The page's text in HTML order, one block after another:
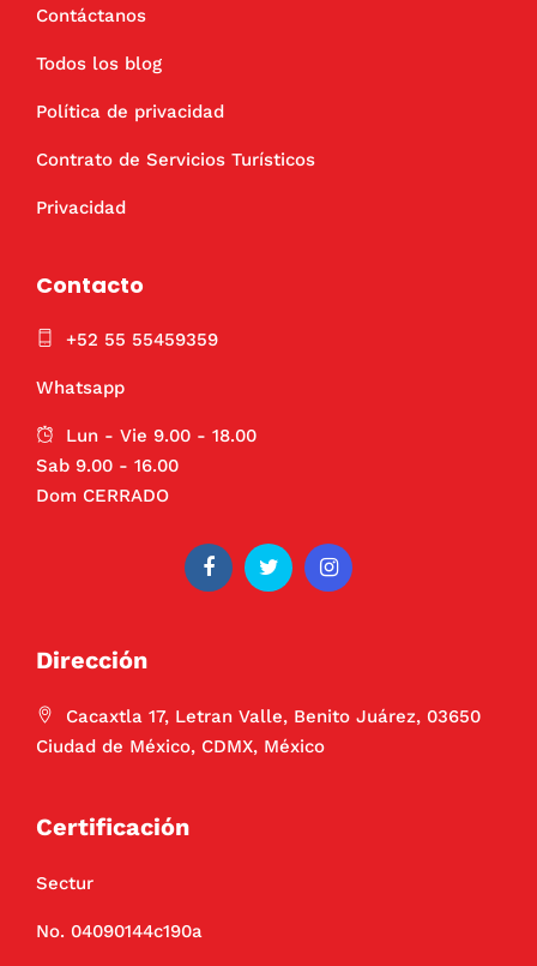
Contáctanos
Todos los blog
Política de privacidad
Contrato de Servicios Turísticos
Privacidad
Contacto
+52 55 55459359
Whatsapp
Lun - Vie 9.00 - 18.00
Sab 9.00 - 16.00
Dom CERRADO
Dirección
Cacaxtla 17, Letran Valle, Benito Juárez, 03650
Ciudad de México, CDMX, México
Certificación
Sectur
No. 04090144c190a